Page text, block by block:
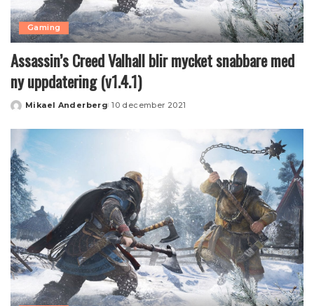
Gaming
Assassin’s Creed Valhall blir mycket snabbare med
ny uppdatering (v1.4.1)
Posted
Mikael Anderberg 10 december 2021